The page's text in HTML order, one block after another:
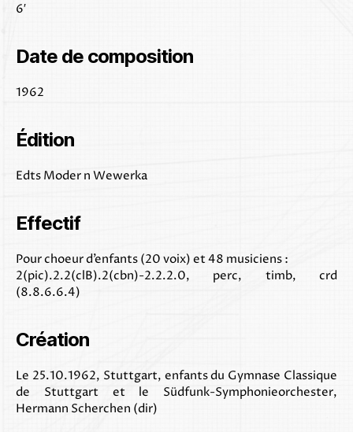
6′
Date de composition
1962
Édition
Edts Moder n Wewerka
Effectif
Pour choeur d’enfants (20 voix) et 48 musiciens :
2(pic).2.2(clB).2(cbn)-2.2.2.0, perc, timb, crd
(8.8.6.6.4)
Création
Le 25.10.1962, Stuttgart, enfants du Gymnase Classique
de Stuttgart et le Südfunk-Symphonieorchester,
Hermann Scherchen (dir)